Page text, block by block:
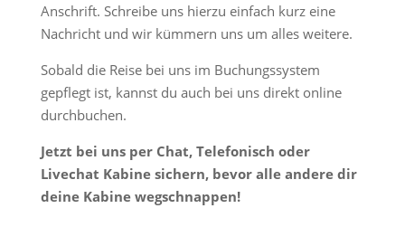
Anschrift. Schreibe uns hierzu einfach kurz eine
Nachricht und wir kümmern uns um alles weitere.
Sobald die Reise bei uns im Buchungssystem
gepflegt ist, kannst du auch bei uns direkt online
durchbuchen.
Jetzt bei uns per Chat, Telefonisch oder
Livechat Kabine sichern, bevor alle andere dir
deine Kabine wegschnappen!